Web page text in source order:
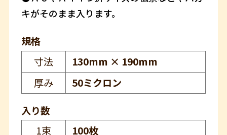
キがそのまま入ります。
規格
寸法
130mm × 190mm
厚み
50ミクロン
入り数
1束
100枚